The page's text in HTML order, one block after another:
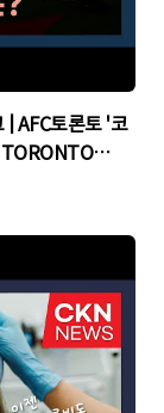
| AFC토론토 '코
TORONTO